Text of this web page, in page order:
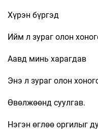
Хүрэн бүргэд
Ийм л зураг олон
Аавд минь харагдав
Энэ л зураг олон
Өвөлжөөнд суулгав.
Нэгэн өглөө оргилыг